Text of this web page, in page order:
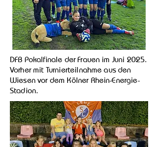
DFB Pokalfinale der Frauen im Juni 2025.
Vorher mit Turnierteilnahme aus den
Wiesen vor dem Kölner Rhein-Energie-
Stadion.